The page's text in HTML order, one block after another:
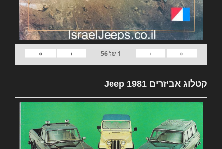
«
‹
1 של56
›
»
קטלוג אביזרים 1981 Jeep